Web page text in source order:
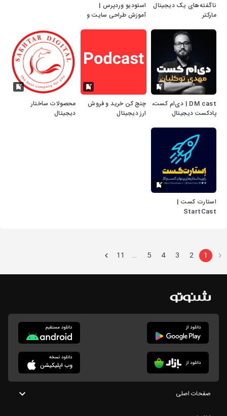
ناگفته‌های یک دیجیتال
مارکتر
استودیو وردپرس |
آموزش طراحی سایت و
DM cast | دی‌ام کست،
پادکست دیجیتال
چنج کن خرید و فروش
ارز دیجیتال
محصولات ساختار
دیجیتال
استارت کست |
StartCast
1
2
3
4
5
…
11
صفحات اصلی